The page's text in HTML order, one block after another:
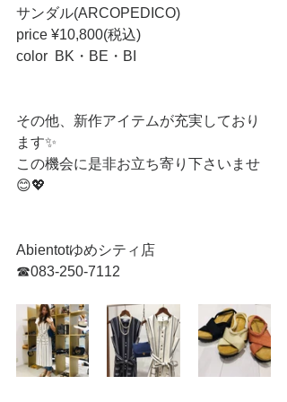
サンダル(ARCOPEDICO)
price ¥10,800(税込)
color  BK・BE・BI
その他、新作アイテムが充実しており
ます✨
この機会に是非お立ち寄り下さいませ
😊💖
Abientotゆめシティ店
☎083-250-7112